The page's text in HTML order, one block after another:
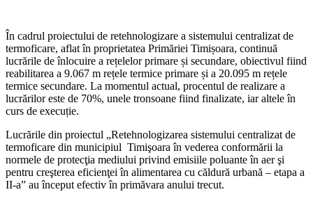
În cadrul proiectului de retehnologizare a sistemului centralizat de
termoficare, aflat în proprietatea Primăriei Timișoara, continuă
lucrările de înlocuire a rețelelor primare și secundare, obiectivul fiind
reabilitarea a 9.067 m rețele termice primare și a 20.095 m rețele
termice secundare. La momentul actual, procentul de realizare a
lucrărilor este de 70%, unele tronsoane fiind finalizate, iar altele în
curs de execuție.
Lucrările din proiectul „Retehnologizarea sistemului centralizat de
termoficare din municipiul Timişoara în vederea conformării la
normele de protecţia mediului privind emisiile poluante în aer şi
pentru creşterea eficienţei în alimentarea cu căldură urbană – etapa a
II-a” au început efectiv în primăvara anului trecut.